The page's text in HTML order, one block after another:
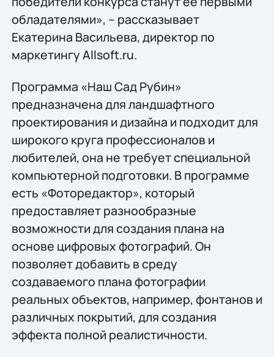
обладателями», – рассказывает
Екатерина Васильева, директор по
маркетингу Allsoft.ru.
Программа «Наш Сад Рубин»
предназначена для ландшафтного
проектирования и дизайна и подходит для
широкого круга профессионалов и
любителей, она не требует специальной
компьютерной подготовки. В программе
есть «Фоторедактор», который
предоставляет разнообразные
возможности для создания плана на
основе цифровых фотографий. Он
позволяет добавить в среду
создаваемого плана фотографии
реальных объектов, например, фонтанов и
различных покрытий, для создания
эффекта полной реалистичности.